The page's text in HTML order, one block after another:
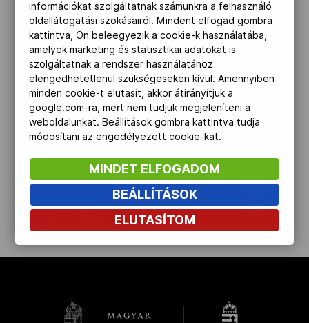
Kettőskarrier-program
NOB
Társszervezetek
OVEP
Adatbank
kinyit
információkat szolgáltatnak számunkra a felhasználó
oldallátogatási szokásairól. Mindent elfogad gombra
kattintva, Ön beleegyezik a cookie-k használatába,
amelyek marketing és statisztikai adatokat is
szolgáltatnak a rendszer használatához
elengedhetetlenül szükségeseken kívül. Amennyiben
minden cookie-t elutasít, akkor átirányítjuk a
google.com-ra, mert nem tudjuk megjeleníteni a
weboldalunkat. Beállítások gombra kattintva tudja
módosítani az engedélyezett cookie-kat.
MINDET ELFOGADOM
BEÁLLÍTÁSOK
ELUTASÍTOM